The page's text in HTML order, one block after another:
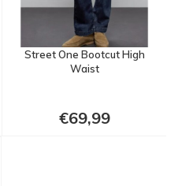
Street One Bootcut High
Waist
€69,99